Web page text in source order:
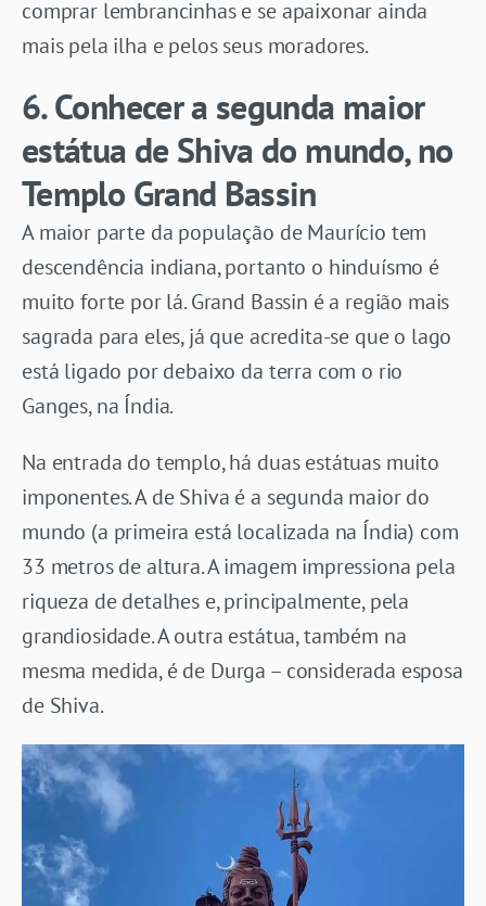
comprar lembrancinhas e se apaixonar ainda
mais pela ilha e pelos seus moradores.
6. Conhecer a segunda maior
estátua de Shiva do mundo, no
Templo Grand Bassin
A maior parte da população de Maurício tem
descendência indiana, portanto o hinduísmo é
muito forte por lá. Grand Bassin é a região mais
sagrada para eles, já que acredita-se que o lago
está ligado por debaixo da terra com o rio
Ganges, na Índia.
Na entrada do templo, há duas estátuas muito
imponentes. A de Shiva é a segunda maior do
mundo (a primeira está localizada na Índia) com
33 metros de altura. A imagem impressiona pela
riqueza de detalhes e, principalmente, pela
grandiosidade. A outra estátua, também na
mesma medida, é de Durga – considerada esposa
de Shiva.